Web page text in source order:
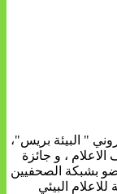
" البيئة بريس"،
، و جائزة
عضو بشبكة الصحفيين
البيئي